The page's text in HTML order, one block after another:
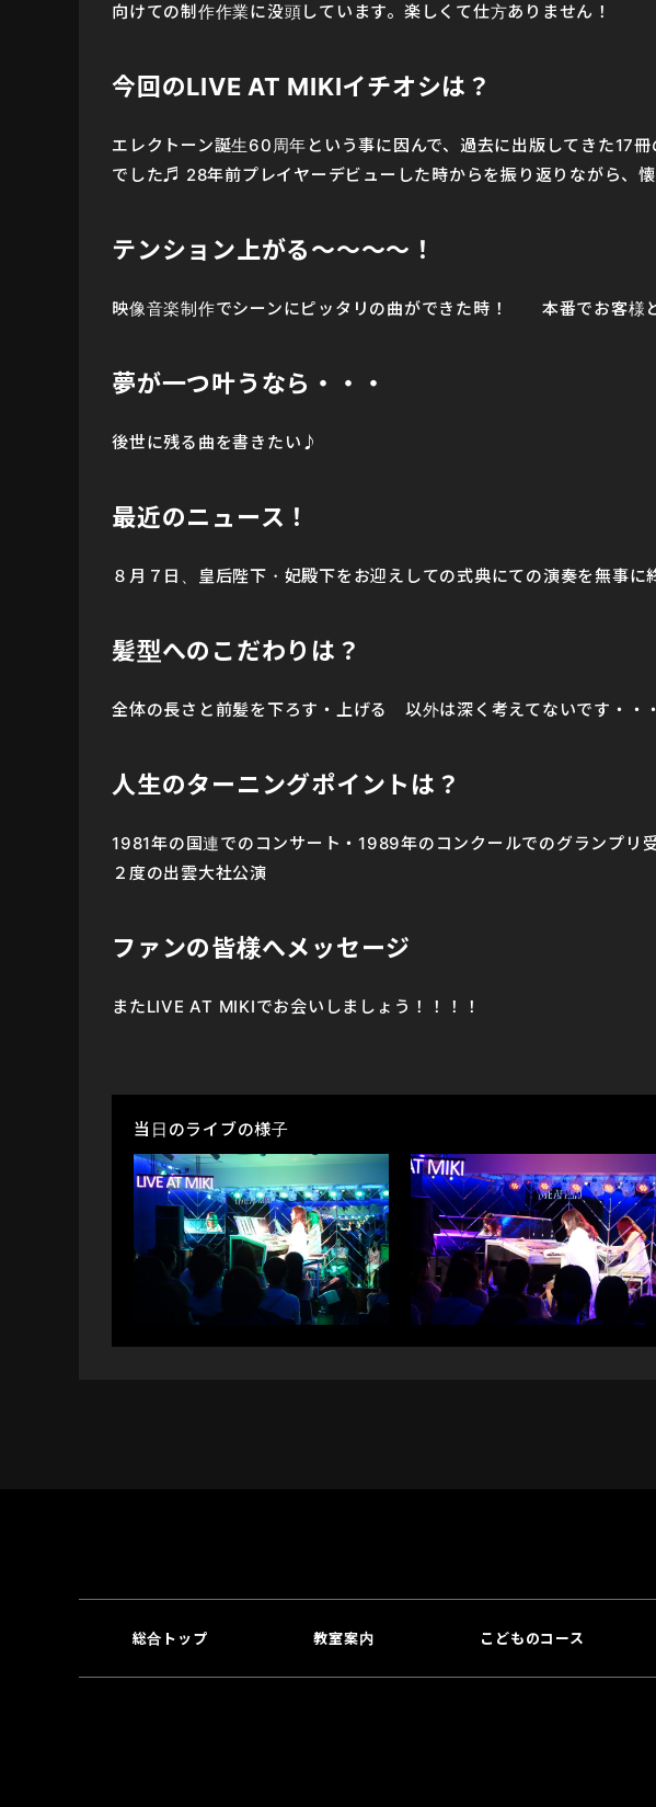
向けての制作作業に没頭しています。楽しくて仕方ありません！
今回のLIVE AT MIKIイチオシは？
エレクトーン誕生60周年という事に因んで、過去に出版してきた17
でした♬ 28年前プレイヤーデビューした時からを振り返りながら、懐
テンション上がる〜〜〜〜！
映像音楽制作でシーンにピッタリの曲ができた時！ 本番でお客様
夢が一つ叶うなら・・・
後世に残る曲を書きたい♪
最近のニュース！
８月７日、皇后陛下・妃殿下をお迎えしての式典にての演奏を無事に
髪型へのこだわりは？
全体の長さと前髪を下ろす・上げる 以外は深く考えてないです・・・
人生のターニングポイントは？
1981年の国連でのコンサート・1989年のコンクールでのグランプ
２度の出雲大社公演
ファンの皆様へメッセージ
またLIVE AT MIKIでお会いしましょう！！！！
当日のライブの様子
総合トップ 教室案内 こどものコース